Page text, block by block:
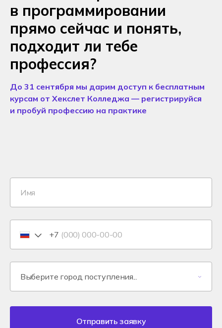
в программировании
прямо сейчас и понять,
подходит ли тебе
профессия?
До 31 сентября мы дарим доступ к бесплатным
курсам от Хекслет Колледжа — регистрируйся
и пробуй профессию на практике
+7
Отправить заявку